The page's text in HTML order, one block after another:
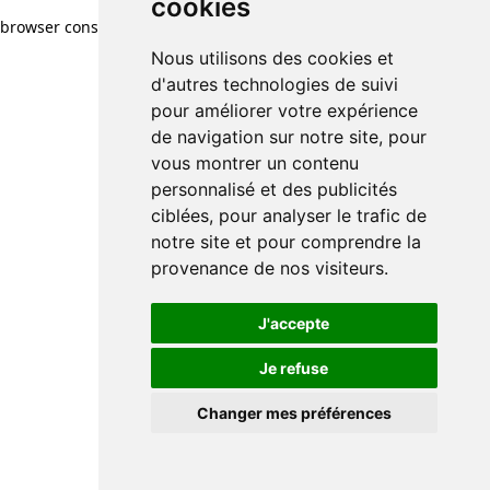
cookies
Nous utilisons des cookies et
d'autres technologies de suivi
pour améliorer votre expérience
de navigation sur notre site, pour
vous montrer un contenu
personnalisé et des publicités
ciblées, pour analyser le trafic de
notre site et pour comprendre la
provenance de nos visiteurs.
J'accepte
Je refuse
Changer mes préférences
browser console for more information)